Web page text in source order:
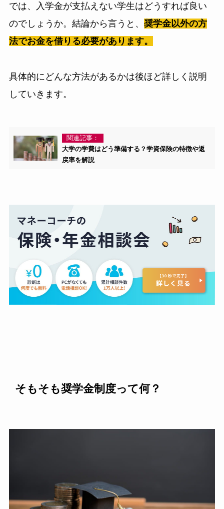
では、入学金が支払えない学生はどうすれば良い
のでしょうか。結論から言うと、 奨学金以外の方
法でお金を借りる必要があります。
具体的にどんな方法があるかは後ほど詳しく説明
していきます。
関連記事：
大学の学費はどう準備する？学資保険の特徴や返
戻率を解説
そもそも奨学金制度って何？